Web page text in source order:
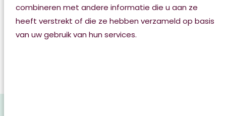
combineren met andere informatie die u aan ze
heeft verstrekt of die ze hebben verzameld op basis
van uw gebruik van hun services.
Eten en drinken
We koken en eten in de huiskamer. Samen koken